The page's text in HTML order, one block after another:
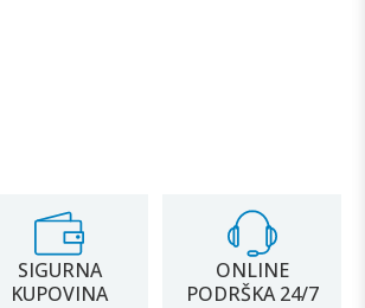
SIGURNA
KUPOVINA
ONLINE
PODRŠKA 24/7